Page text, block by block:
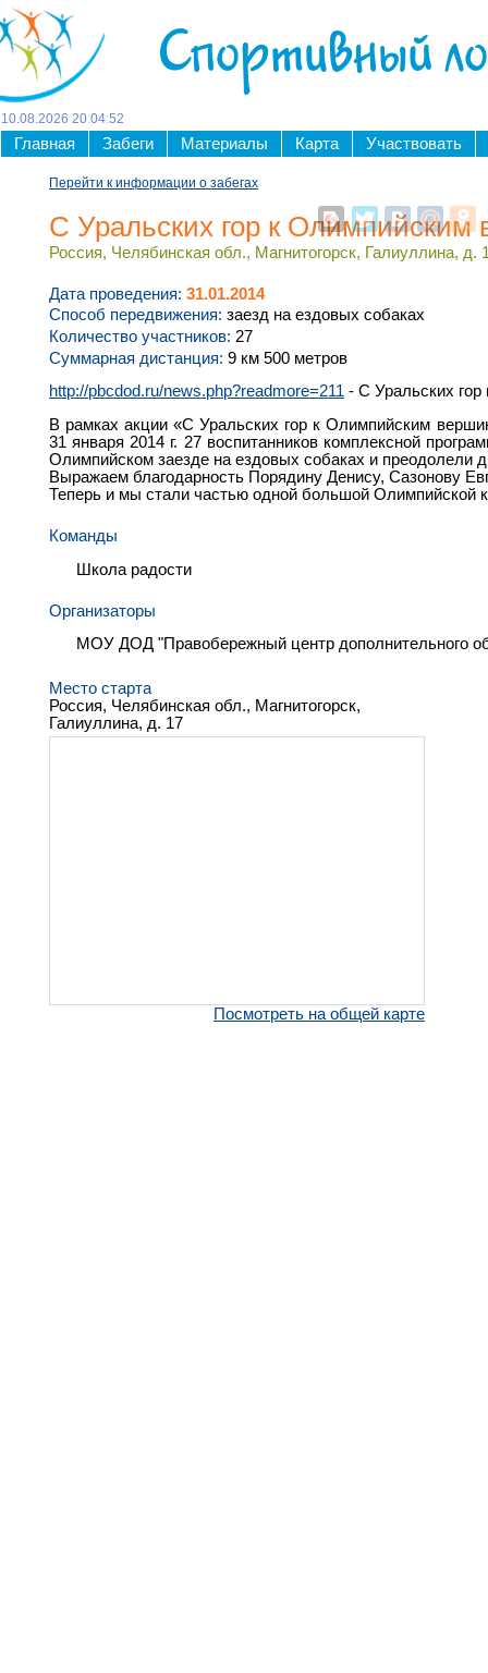
Спортивный
10 08 2026 20:04:52
Главная Забеги Материалы Карта Участвовать
Перейти к информации о забегах
С Уральских гор к
Россия, Челябинская обл., Магнитогорск, Галиуллина, д.
Дата проведения: 31.01.2014
Способ передвижения: заезд на ездовых собаках
Количество участников: 27
Суммарная дистанция: 9 км 500 метров
http://pbcdod.ru/news.php?readmore=211 - С Уральских
В рамках акции «С Уральских гор к Олимпийским
31 января 2014 г. 27 воспитанников комплексной
Олимпийском заезде на ездовых собаках и преодолели
Выражаем благодарность Порядину Денису, Сазонову
Теперь и мы стали частью одной большой Олимпийской
Команды
Школа радости
Организаторы
МОУ ДОД "Правобережный центр дополнительного
Место старта
Россия, Челябинская обл., Магнитогорск,
Галиуллина, д. 17
Посмотреть на общей карте